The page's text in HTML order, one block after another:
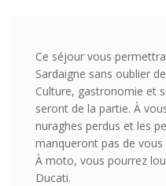
Ce séjour vous
Sardaigne sans oublier
Culture, gastronomie et
seront de la partie. À
nuraghes perdus et les
manqueront pas de vous
À moto, vous pourrez
Ducati.